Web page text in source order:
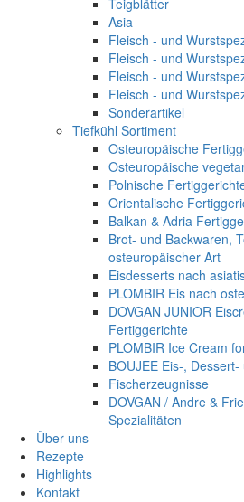
Teigblätter
Asia
Fleisch - und
Fleisch - und
Fleisch - und
Fleisch - und
Sonderartikel
Tiefkühl Sortiment
Osteuropäische
Osteuropäische
Polnische
Orientalische
Balkan & Adria
Brot- und Backwaren,
osteuropäischer Art
Eisdesserts nach
PLOMBIR Eis nach
DOVGAN JUNIOR
Fertiggerichte
PLOMBIR Ice Cream
BOUJEE Eis-,
Fischerzeugnisse
DOVGAN / Andre &
Spezialitäten
Über uns
Rezepte
Highlights
Kontakt